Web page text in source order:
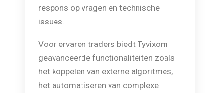
respons op vragen en technische
issues.
Voor ervaren traders biedt Tyvixom
geavanceerde functionaliteiten zoals
het koppelen van externe algoritmes,
het automatiseren van complexe